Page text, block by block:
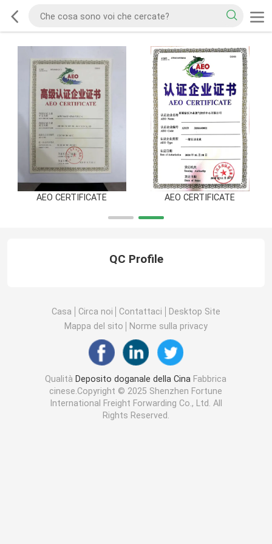
AEO CERTIFICATE AEO CERTIFICATE
QC Profile
Casa Circa noi Contattaci
Desktop Site
Mappa del sito
Norme sulla privacy
Qualità Deposito doganale della Cina Fabbrica
cinese.Copyright © 2025 Shenzhen Fortune
International Freight Forwarding Co., Ltd. All
Rights Reserved.